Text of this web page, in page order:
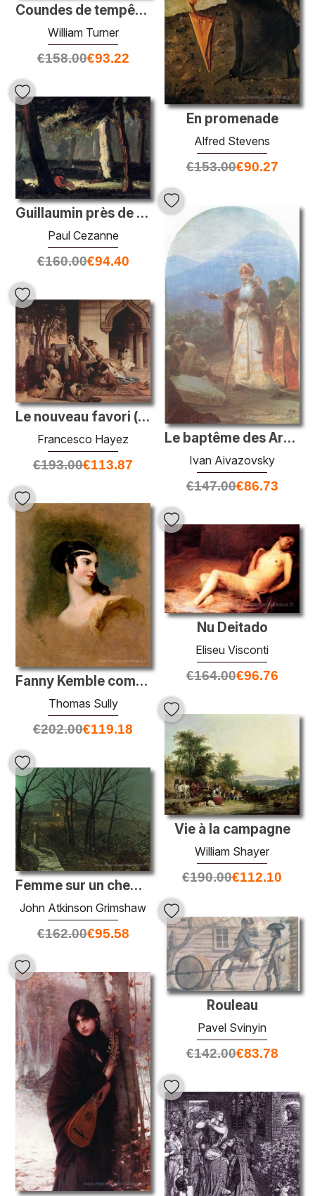
En promenade
Alfred Stevens
€153.00€90.27
Coundes de tempête Sunset
William Turner
€158.00€93.22
Guillaumin près de la route
Paul Cezanne
€160.00€94.40
Le baptême des Arméniens
Ivan Aivazovsky
€147.00€86.73
Le nouveau favori (scène harem)
Francesco Hayez
€193.00€113.87
Fanny Kemble comme Julia dans le bossu
Thomas Sully
€202.00€119.18
Nu Deitado
Eliseu Visconti
€164.00€96.76
Vie à la campagne
William Shayer
€190.00€112.10
Femme sur un chemin par un chalet
John Atkinson Grimshaw
€162.00€95.58
Rouleau
Pavel Svinyin
€142.00€83.78